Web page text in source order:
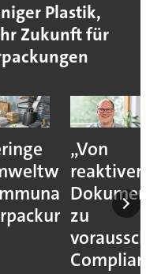
Plastik,
Zukunft für
„Von
reaktiver
zu